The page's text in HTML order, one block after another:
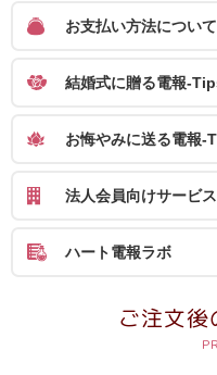
ラ
問
合
お支払い方法について
結婚式に贈る電報-
お悔やみに送る電報-
法人会員向けサービス
ハート電報ラボ
ご注文後